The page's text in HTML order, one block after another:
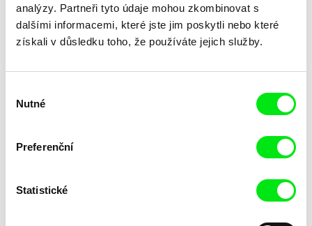
analýzy. Partneři tyto údaje mohou zkombinovat s
dalšími informacemi, které jste jim poskytli nebo které
získali v důsledku toho, že používáte jejich služby.
souhlasu
Nutné
Preferenční
Statistické